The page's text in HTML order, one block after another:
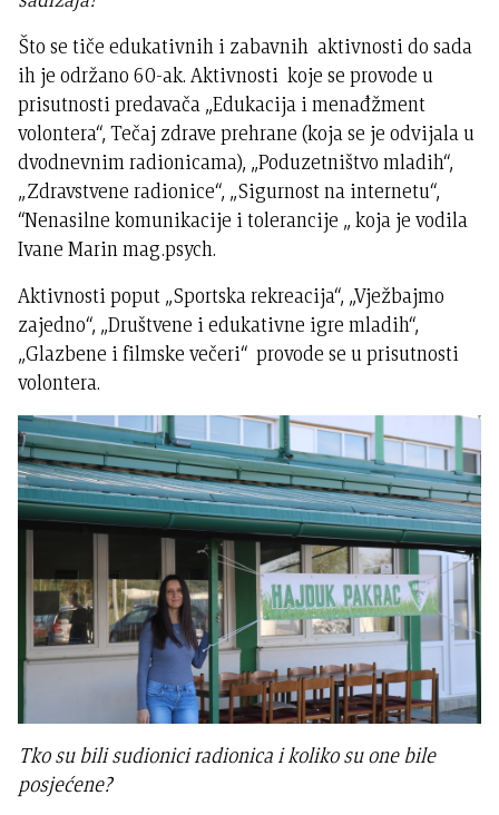
Što se tiče edukativnih i zabavnih aktivnosti do sada
ih je održano 60-ak. Aktivnosti koje se provode u
prisutnosti predavača „Edukacija i menađžment
volontera“, Tečaj zdrave prehrane (koja se je odvijala u
dvodnevnim radionicama), „Poduzetništvo mladih“,
„Zdravstvene radionice“, „Sigurnost na internetu“,
“Nenasilne komunikacije i tolerancije „ koja je vodila
Ivane Marin mag.psych.
Aktivnosti poput „Sportska rekreacija“, „Vježbajmo
zajedno“, „Društvene i edukativne igre mladih“,
„Glazbene i filmske večeri“ provode se u prisutnosti
volontera.
Tko su bili sudionici radionica i koliko su one bile
posjećene?